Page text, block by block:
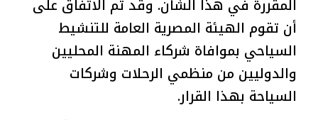
المقررة في هذا الشأن. وقد تم الاتفاق على
أن تقوم الهيئة المصرية العامة للتنشيط
السياحي بموافاة شركاء المهنة المحليين
والدوليين من منظمي الرحلات وشركات
السياحة بهذا القرار.